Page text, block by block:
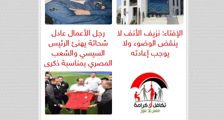
الإفتاء: نزيف الأنف لا
ينقض الوضوء ولا
يوجب إعادته
رجل الأعمال عادل
شحاتة يهنئ الرئيس
السيسي والشعب
المصري بمناسبة ذكرى
ثورة...